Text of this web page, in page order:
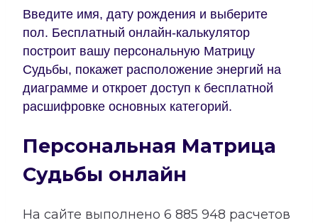
Введите имя, дату рождения и выберите
пол. Бесплатный онлайн-калькулятор
построит вашу персональную Матрицу
Судьбы, покажет расположение энергий на
диаграмме и откроет доступ к бесплатной
расшифровке основных категорий.
Персональная Матрица
Судьбы онлайн
На сайте выполнено 6 885 948 расчетов